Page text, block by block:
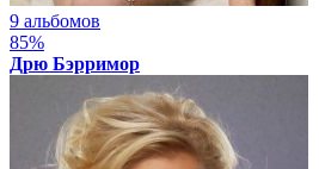
9 альбомов
85%
Дрю Бэрримор